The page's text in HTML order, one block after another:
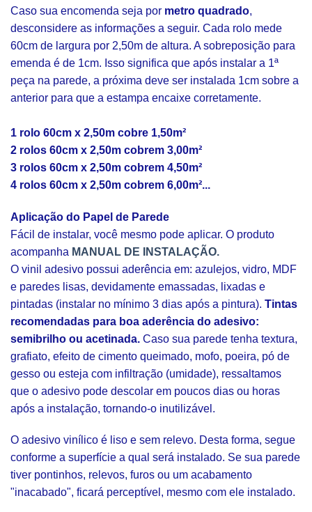
Caso sua encomenda seja por metro quadrado,
desconsidere as informações a seguir. Cada rolo mede
60cm de largura por 2,50m de altura. A sobreposição para
emenda é de 1cm. Isso significa que após instalar a 1ª
peça na parede, a próxima deve ser instalada 1cm sobre a
anterior para que a estampa encaixe corretamente.
1 rolo 60cm x 2,50m cobre 1,50m²
2 rolos 60cm x 2,50m cobrem 3,00m²
3 rolos 60cm x 2,50m cobrem 4,50m²
4 rolos 60cm x 2,50m cobrem 6,00m²...
Aplicação do Papel de Parede
Fácil de instalar, você mesmo pode aplicar. O produto
acompanha MANUAL DE INSTALAÇÃO.
O vinil adesivo possui aderência em: azulejos, vidro, MDF
e paredes lisas, devidamente emassadas, lixadas e
pintadas (instalar no mínimo 3 dias após a pintura). Tintas
recomendadas para boa aderência do adesivo:
semibrilho ou acetinada. Caso sua parede tenha textura,
grafiato, efeito de cimento queimado, mofo, poeira, pó de
gesso ou esteja com infiltração (umidade), ressaltamos
que o adesivo pode descolar em poucos dias ou horas
após a instalação, tornando-o inutilizável.
O adesivo vinílico é liso e sem relevo. Desta forma, segue
conforme a superfície a qual será instalado. Se sua parede
tiver pontinhos, relevos, furos ou um acabamento
"inacabado", ficará perceptível, mesmo com ele instalado.